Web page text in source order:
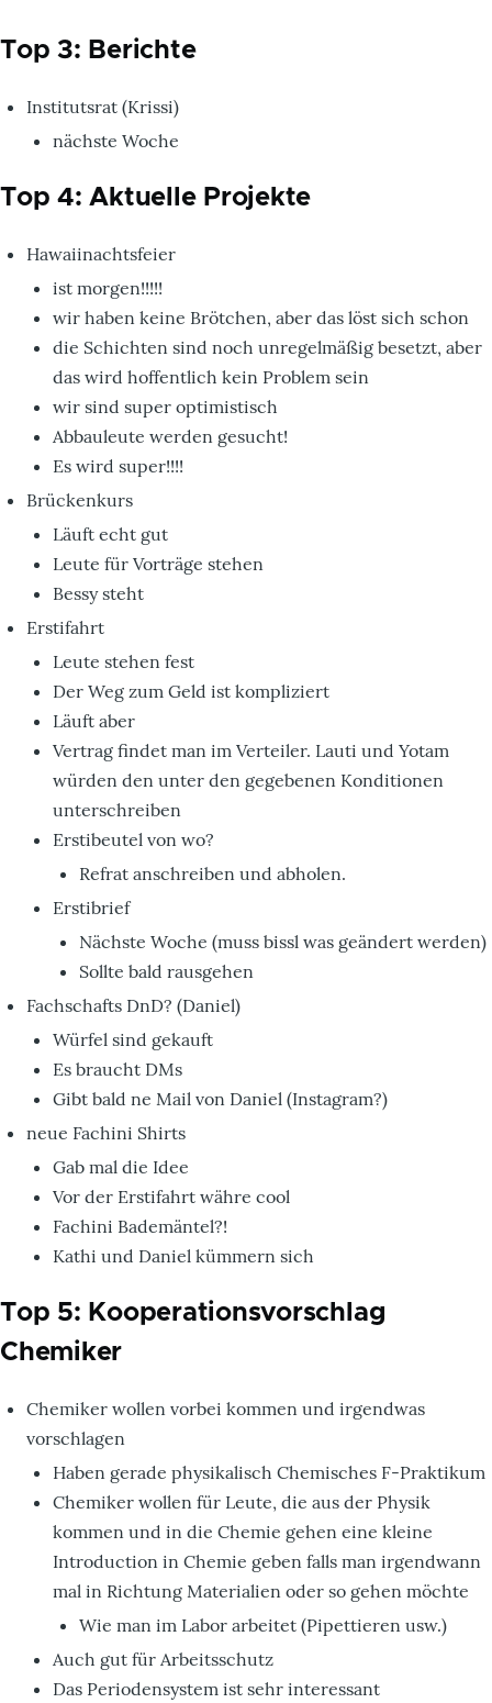
Top 3: Berichte
Institutsrat (Krissi)
nächste Woche
Top 4: Aktuelle Projekte
Hawaiinachtsfeier
ist morgen!!!!!
wir haben keine Brötchen, aber das löst sich schon
die Schichten sind noch unregelmäßig besetzt, aber
das wird hoffentlich kein Problem sein
wir sind super optimistisch
Abbauleute werden gesucht!
Es wird super!!!!
Brückenkurs
Läuft echt gut
Leute für Vorträge stehen
Bessy steht
Erstifahrt
Leute stehen fest
Der Weg zum Geld ist kompliziert
Läuft aber
Vertrag findet man im Verteiler. Lauti und Yotam
würden den unter den gegebenen Konditionen
unterschreiben
Erstibeutel von wo?
Refrat anschreiben und abholen.
Erstibrief
Nächste Woche (muss bissl was geändert werden)
Sollte bald rausgehen
Fachschafts DnD? (Daniel)
Würfel sind gekauft
Es braucht DMs
Gibt bald ne Mail von Daniel (Instagram?)
neue Fachini Shirts
Gab mal die Idee
Vor der Erstifahrt währe cool
Fachini Bademäntel?!
Kathi und Daniel kümmern sich
Top 5: Kooperationsvorschlag
Chemiker
Chemiker wollen vorbei kommen und irgendwas
vorschlagen
Haben gerade physikalisch Chemisches F-Praktikum
Chemiker wollen für Leute, die aus der Physik
kommen und in die Chemie gehen eine kleine
Introduction in Chemie geben falls man irgendwann
mal in Richtung Materialien oder so gehen möchte
Wie man im Labor arbeitet (Pipettieren usw.)
Auch gut für Arbeitsschutz
Das Periodensystem ist sehr interessant